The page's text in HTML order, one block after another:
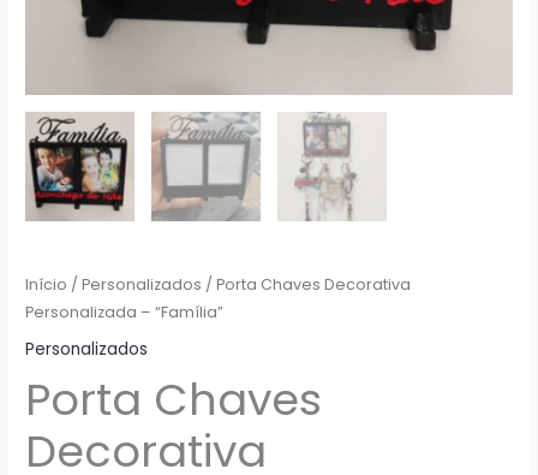
Início /Personalizados / Porta Chaves Decorativa
Personalizada – “Família”
Personalizados
Porta Chaves
Decorativa